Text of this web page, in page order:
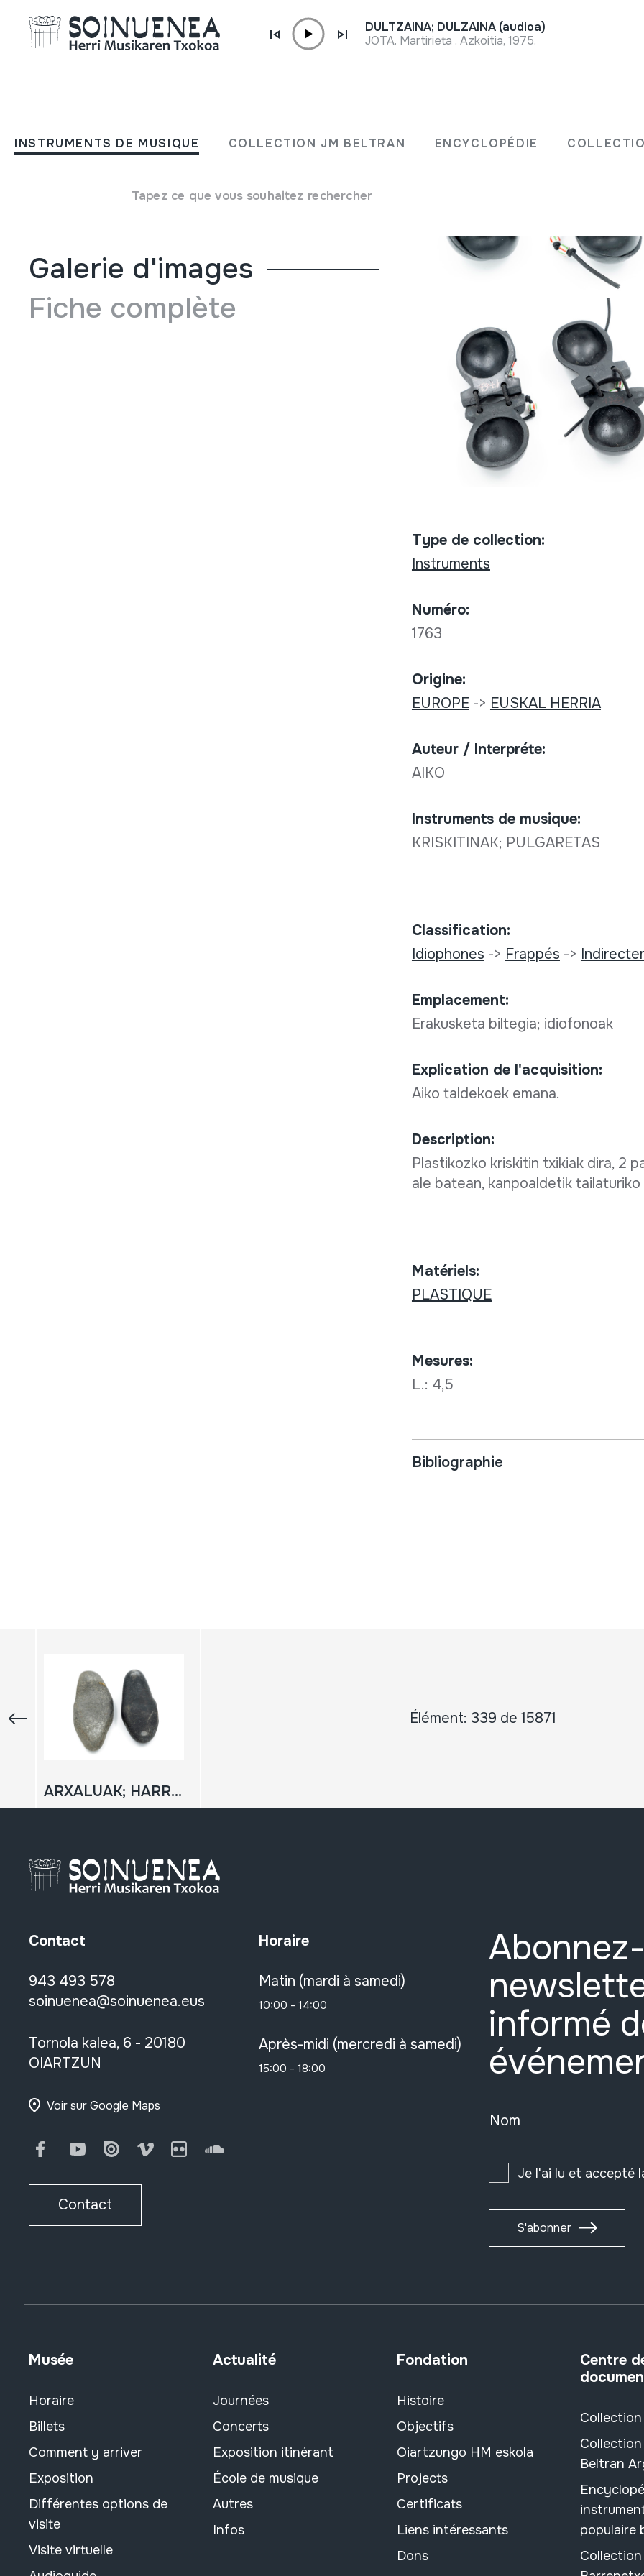
INSTRUMENTS DE MUSIQUE COLLECTION JM BELTRAN ENCYCLOPÉDIE
Tapez ce que vous souhaitez rechercher
DULTZAINA; DULZAINA (audioa)
JOTA. Martirieta . Azkoitia, 1975.
KRISKITINAK
Type d'instrument de musique
Galerie d'images
Fiche complète
Type de collection:
Instruments
Numéro:
1763
Origine:
EUROPE-> EUSKAL HERRIA
Auteur / Interpréte:
AIKO
Instruments de musique:
KRISKITINAK; PULGARETAS
Classification:
Idiophones -> Frappés ->
Emplacement:
Erakusketa biltegia; idiofonoak
Explication de l'acquisition:
Aiko taldekoek emana.
Description:
Plastikozko kriskitin txikiak dira, 2
ale batean, kanpoaldetik
Matériels:
PLASTIQUE
Mesures:
L.: 4,5
Bibliographie
Élément: 339 de 15871
ARXALUAK; HARRIZKO KRISKITINAK
Contact
943 493 578
soinuenea@soinuenea.eus
Tornola kalea, 6 - 20180
OIARTZUN
Voir sur Google Maps
FacebookYoutubeIssuu Vimeo FlickrSoundCloud
Contact
Horaire
Matin (mardi à samedi)
10:00 - 14:00
Après-midi (mercredi à samedi)
15:00 - 18:00
informé
Nom
Je l'ai lu et accepté
S'abonner
Musée
Horaire
Billets
Comment y arriver
Exposition
Différentes options de
visite
Visite virtuelle
Actualité
Journées
Concerts
Exposition itinérant
École de musique
Autres
Infos
Fondation
Histoire
Objectifs
Oiartzungo HM eskola
Projects
Certificats
Liens intéressants
Dons
Centre
Beltran
populaire